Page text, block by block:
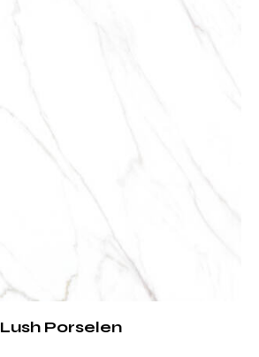
Lush Porselen